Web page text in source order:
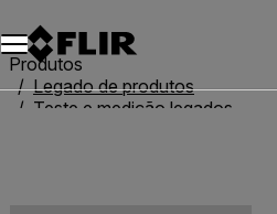
Produtos
Legado de produtos
Teste e medição legados